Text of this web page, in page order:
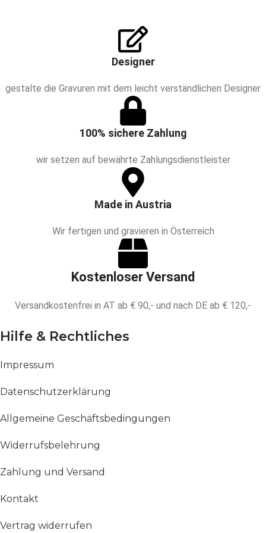
Designer
gestalte die Gravuren mit dem leicht verständlichen Designer
100% sichere Zahlung
wir setzen auf bewährte Zahlungsdienstleister
Made in Austria
Wir fertigen und gravieren in Österreich
Kostenloser Versand
Versandkostenfrei in AT ab € 90,- und nach DE ab € 120,-
Hilfe & Rechtliches
Impressum
Datenschutzerklärung
Allgemeine Geschäftsbedingungen
Widerrufsbelehrung
Zahlung und Versand
Kontakt
Vertrag widerrufen